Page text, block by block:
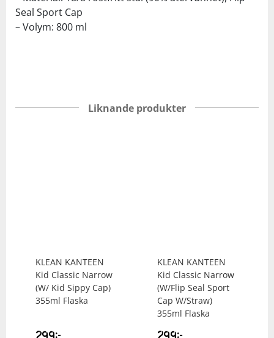
Seal Sport Cap
– Volym: 800 ml
Liknande produkter
KLEAN KANTEEN
Kid Classic Narrow
(W/ Kid Sippy Cap)
355ml Flaska
299kr
KLEAN KANTEEN
Kid Classic Narrow
(W/Flip Seal Sport
Cap W/Straw)
355ml Flaska
299kr